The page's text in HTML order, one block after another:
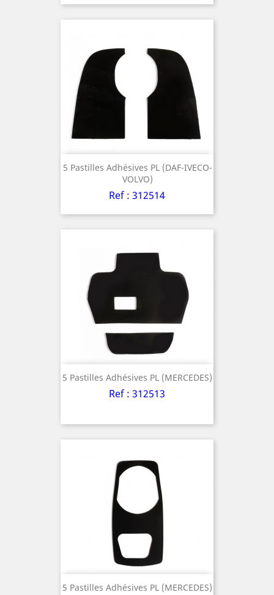
5 Pastilles Adhésives PL (DAF-IVECO-
VOLVO)
Ref : 312514
5 Pastilles Adhésives PL (MERCEDES)
Ref : 312513
5 Pastilles Adhésives PL (MERCEDES)